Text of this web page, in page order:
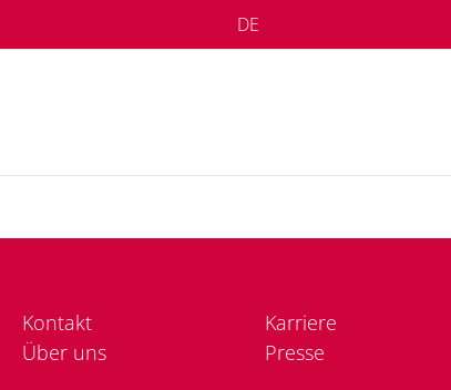
DE
Kon­takt
Über uns
Kar­rie­re
Pres­se